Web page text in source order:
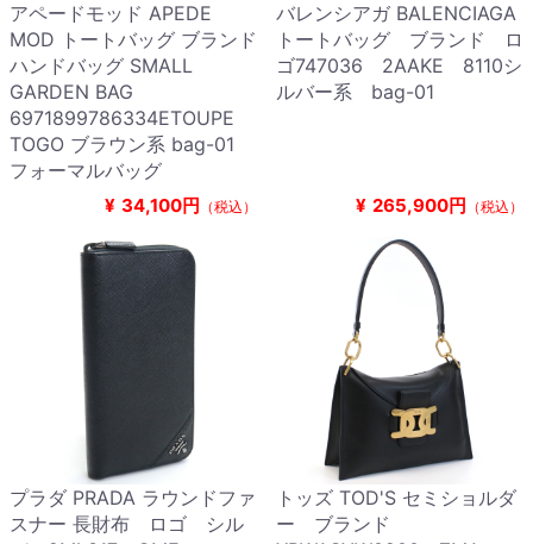
アペードモッド APEDE
MOD トートバッグ ブランド
ハンドバッグ SMALL
GARDEN BAG
6971899786334ETOUPE
TOGO ブラウン系 bag-01
フォーマルバッグ
¥ 34,100円 （税込）
バレンシアガ BALENCIAGA
トートバッグ ブランド ロ
ゴ747036 2AAKE 8110シ
ルバー系 bag-01
¥ 265,900円 （税込）
プラダ PRADA ラウンドファ
スナー 長財布 ロゴ シル
トッズ TOD'S セミショルダ
ー ブランド